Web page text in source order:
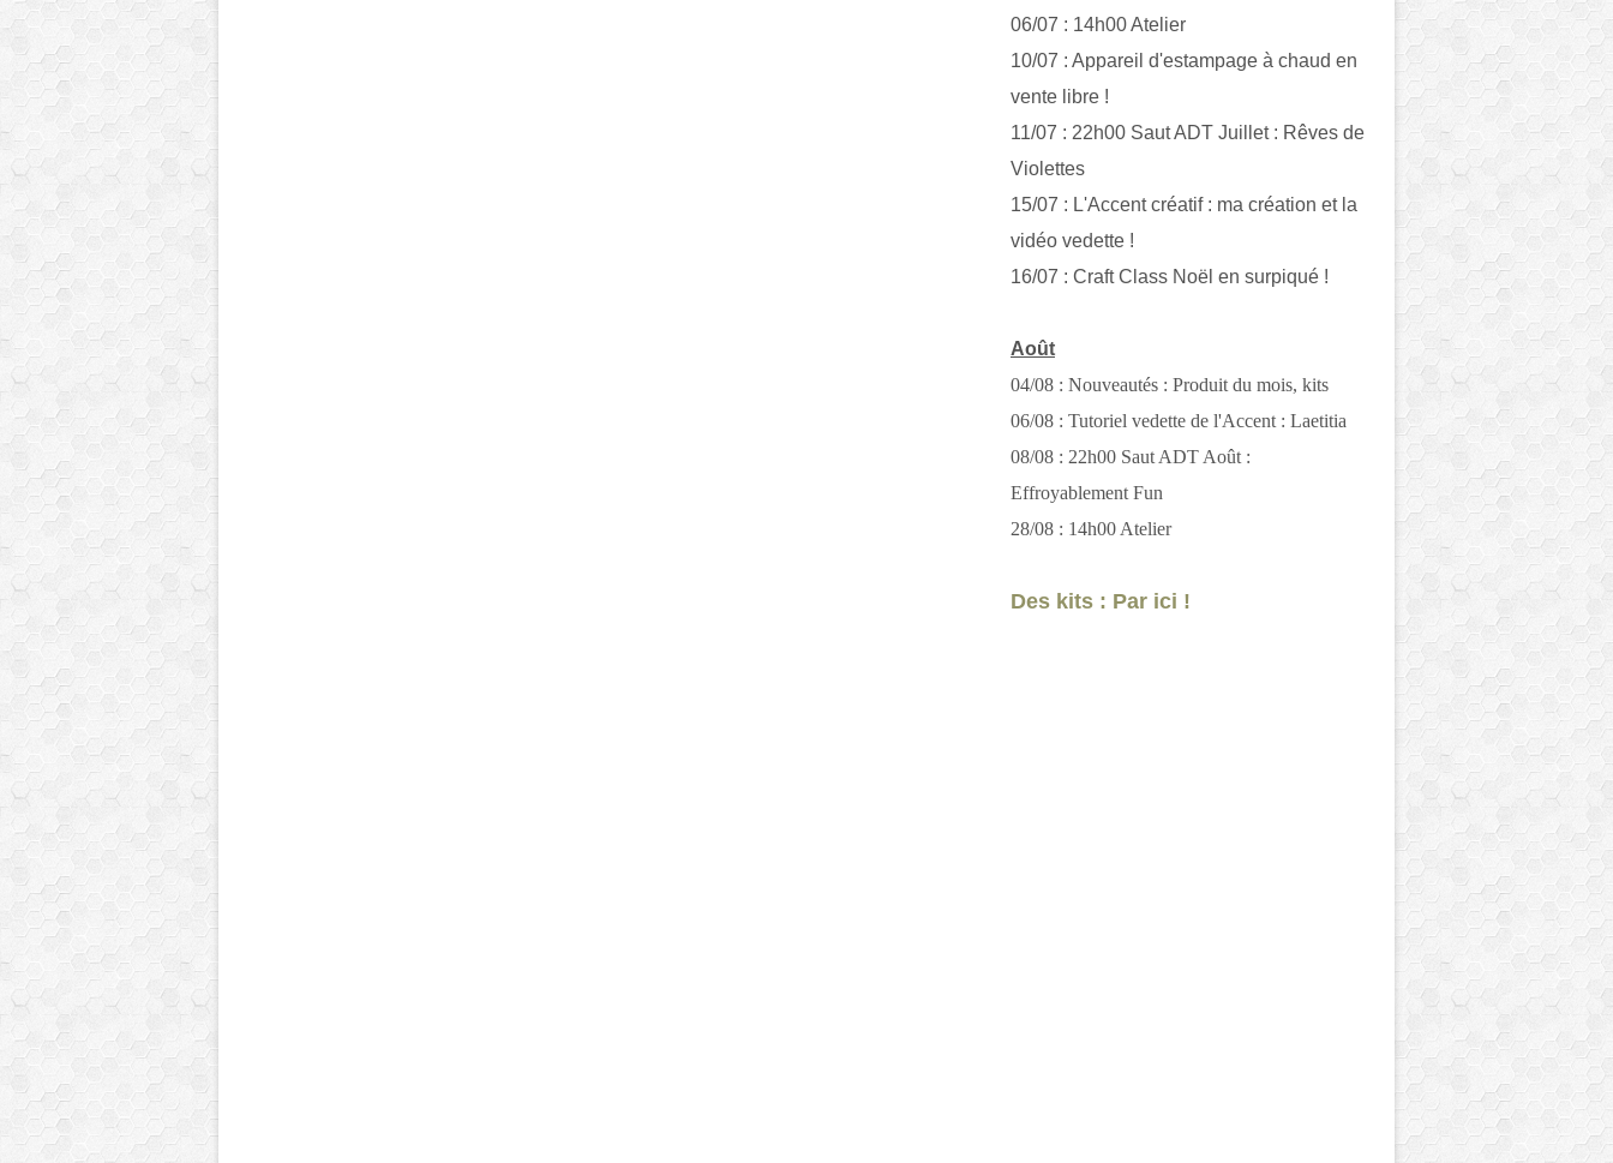
06/07 : 14h00 Atelier
10/07 : Appareil d'estampage à chaud en
vente libre !
11/07 : 22h00 Saut ADT Juillet : Rêves de
Violettes
15/07 : L'Accent créatif : ma création et la
vidéo vedette !
16/07 : Craft Class Noël en surpiqué !
Août
04/08 : Nouveautés : Produit du mois, kits
06/08 : Tutoriel vedette de l'Accent : Laetitia
08/08 : 22h00 Saut ADT Août :
Effroyablement Fun
28/08 : 14h00 Atelier
Des kits : Par ici !